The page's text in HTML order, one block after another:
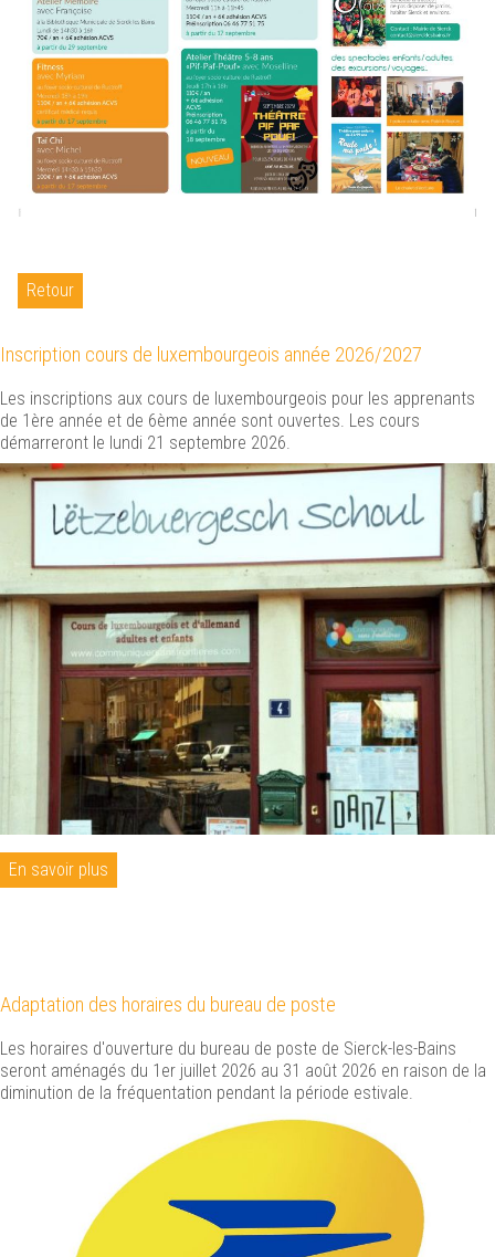
Retour
Inscription cours de luxembourgeois année 2026/2027
Les inscriptions aux cours de luxembourgeois pour les apprenants
de 1ère année et de 6ème année sont ouvertes. Les cours
démarreront le lundi 21 septembre 2026.
En savoir plus
Adaptation des horaires du bureau de poste
Les horaires d'ouverture du bureau de poste de Sierck-les-Bains
seront aménagés du 1er juillet 2026 au 31 août 2026 en raison de la
diminution de la fréquentation pendant la période estivale.